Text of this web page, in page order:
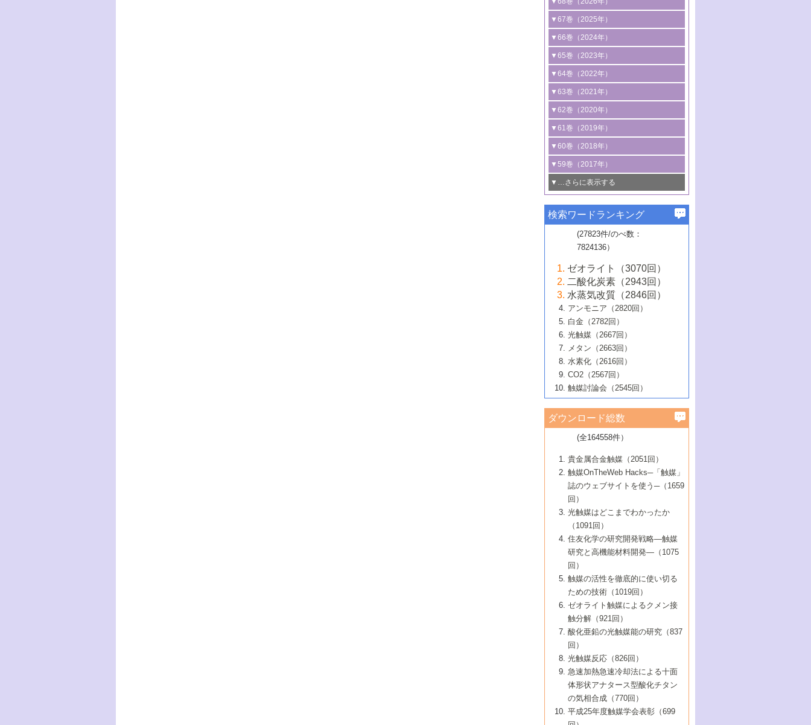
1号 過酸化水素合成に関する研究動向
2号 コンピューター技術により加速する
触媒開発
3号 有機分子変換やCO 資源化のための
光触媒に関する最近の研究
B号 第137回触媒討論会（2026年）
▼67巻（2025年）
1号 CO
水素化によるグリーン燃料/グリ
ーンケミカル製造
2号 水素製造のための水分解技術に関す
る最近の研究
3号 オレフィン系樹脂の精密合成に関す
る最新技術
4号 アルコール類の効率的変換を実現す
る非貴金属触媒の研究動向
5号 ゼオライトの合成と応用における研
究動向
6号 ヘテロ接合界面
B号 第135回触媒討論会（2025年）
▼66巻（2024年）
1号 低次元ナノ構造を有する触媒材料
2号 規制反応場を活用した固体触媒研究
の新展開
3号 未踏分子変換を目指した酸化触媒プ
ロセスの最前線
4号 シンクロトロン放射光および中性子
線を利用した触媒解析技術の最先端
5号 単原子触媒
6号 参照触媒委員会からのお知らせ
B号 第133回触媒討論会（2023年）
▼65巻（2023年）
1号 炭素が関わる触媒機能
2号 プラスチックケミカルリサイクルの
ための触媒技術
3号 非酸化物系金属化合物を基盤とした
触媒材料の開発
4号 格子酸素・格子酸素欠陥を利用した
触媒反応
5号 生体触媒によるエネルギー変換反応
6号 窒素とリンの循環のための触媒・機
能性材料
▼64巻（2022年）
1号 合成ガス製造とCOを用いるケミカル
ズ合成の最新動向
2号 化学品合成のための合金触媒開発
3号 CO の排出削減および有効活用のた
めの触媒技術
4号 若手による情報発信企画～とびたて
若き触媒の研究者たち～（1）
若き触媒の研究者たち～（2）
6号 石油のノーブル・ユースを志向した
触媒技術
大学：オンライン・対面開催）
▼63巻（2021年）
1号 金触媒の新展開
2号 ペロブスカイト
3号 特殊反応場を利用した触媒的分子変
換反応
4号 多孔質材料を用いた触媒の新展開
5号 情報学的手法を用いた触媒開発
6号 カーボンニュートラルに向けた電解
技術
B号 第127回触媒討論会（2021年・オン
ライン開催(Zoom)のみ）
▼62巻（2020年）
1号 触媒設計を拓く欠陥構造のキャラク
タリゼーション
2号 機能化学品製造に資するクリーンな
触媒的酸化反応
3号 水処理のための触媒化学
4号 光触媒を用いた水分解の最新の研究
動向
5号 次世代の触媒プロセスを支えるマイ
6号 メタン転換技術の最新動向
B号 第125回触媒討論会（2020年・工学
院大学）
▼61巻（2019年）
1号 物質移動制御に着目した触媒プロセ
ス開発
2号 CO2 フリー水素サプライチェーンに
関わる触媒開発動向
3号 精密高分子合成に関する最近の研究
動向
4号 バイオマス化成品製造のための触媒
5号 固体触媒による含窒素有機化合物変
換の最前線
6号 貴金属使用量低減に向けた自動車排
ガス浄化触媒の開発
B号 第123回触媒討論会（2019年・大阪
▼60巻（2018年）
1号 固体酸触媒の最新の研究動向
2号 二酸化炭素からの有用化学品合成
3号 ナノ粒子・クラスター触媒の最前線
4号 60周年記念企画
5号 進化するゼオライト合成技術
6号 非貴金属系触媒における電気化学的
B号 第121回触媒討論会（2018年・東京
大学）
▼59巻（2017年）
1号 いたるところに，触媒
最先端技術
3号 無機分離膜材料の開発と触媒反応プ
ロセスへの適用
5号 水素のふるまいを解き明かす最先端
研究
6号 低級アルカンの有効利用のための触
媒技術
B号 第119回触媒討論会（2017年・首都
大学東京）
▼…さらに表示する
1号 ユニークな構造の高分子を生み出す触
2号 リグニンからの化成品製造に向けた触
媒技術
3号 触媒研究の最先端～とびたて若き研究
者たち～（1）
4号 触媒研究の最先端～とびたて若き研究
者たち～（2）
5号 触媒研究の最先端～とびたて若き研究
者たち～（3）
6号 イオニクス材料と燃料電池・電解合成
の最新の研究動向
B号 第117回触媒討論会（2016年・大阪府
立大学）
▼57巻（2015年）
1号 水素キャリアにかかわる触媒技術の新
2号 石油精製用触媒の最近の進展
3号 固体酸化物形燃料電池（SOFC）におけ
るアノード触媒上での燃料直接改質技術
4号 コアシェル構造の制御による触媒機能
5号 工業触媒およびその周辺技術の最近の
進歩
6号 ナノシート
B号 第115回触媒討論会（2015年・成蹊大
▼56巻（2014年）
2号 光触媒反応機構に関する最新の研究動
向
開発動向
4号 人工光合成に向けた近年のアプローチ
5号 未利用熱エネルギーの有効活用に貢献
する触媒技術
6号 ポリオキソメタレート
B号 第113回触媒討論会（2014年・ロワジ
ールホテル豊橋）
1号 高耐久性燃料電池システム用触媒にお
ける新展開
2号 リビングラジカル重合の最近の動向
3号 天然ガスの化学工業的展開に関する触
媒技術
4号 貴金属触媒の精密構造制御とその活用
5号 バイオマス化成品製造のための固体触
6号 ナノ空間─吸着状態解析から新機能開拓
B号 第111回触媒討論会（2013年・関西大
▼54巻（2012年）
1号 規則性多孔体の利用技術における最近
の進歩
2号 第109回触媒討論会
3号 貴金属低減技術の最新動向
4号 貴金属代替技術の最新動向
5号 光触媒による物質変換反応の新展開
6号 グラフェン
7号 水素を利用する化成品合成の新潮流
▼53巻（2011年）
1号 金属学から見る合金触媒の新展開
2号 第107回触媒討論会
3号 触媒のその場観察法の進歩（１）
4号 触媒のその場観察法の進歩（２）
5号 不活性結合の触媒的活性化による有機
合成
6号 新しい固体酸触媒技術
7号 ゼオライト合成における最近の進歩
▼52巻（2010年）
1号 触媒の劣化対策と長寿命触媒開発
2号 第105回触媒討論会
3号 ナノ構造が拓く新機能
4号 活性サイトおよびその環境の精密な設
計による触媒の高機能化
5号 触媒を有効に使うための技術
7号 有機分子触媒による精密有機合成
8号 高機能化ポリオレフィンに向けた重合
触媒の最近の進展
1号 炭素材料－熱い注目を集める材料－
2号 第103回触媒討論会
3号 環境浄化用光触媒の現状と課題
4号 水素社会の実現に向けた水素製造・貯
蔵技術の進歩
5号 CO2が関わる触媒・材料
7号 持続可能社会実現のための触媒および
触媒関連技術
▼50巻（2008年）
1号 触媒化学と学会のこの10年，半世紀，
そして未来
2号 第101回触媒討論会
4号 錯体を利用したユニークな表面構造の
構築と機能
5号 若手会員による触媒研究の未来展望1：
企業編
6号 第102回触媒討論会
7号 触媒・化学反応における計算化学の進
8号 若手研究者による触媒研究の未来展望
2：大学・研究所編
▼49巻（2007年）
1号 含フッ素化合物の合成と触媒
2号 第99回触媒討論会
3号 実用的ファインケミカル合成プロセス
を実現する触媒
5号 こんな物質，あんな物質―新たな触媒
の可能性―
7号 『結晶の化学』を活かした触媒研究
8号 イオン液体の応用
▼48巻（2006年）
1号 固体酸触媒の最近の進歩
2号 第97回触媒討論会
3号 リビング重合触媒の最近の展開
5号 水素製造・貯蔵のための触媒技術の新
しい展開
6号 第98回触媒討論会
7号 基礎化学品製造の触媒技術
8号 多機能型リアクター
1号 最近の触媒担体とその効果
2号 第95回触媒討論会
4号 水分解用光触媒材料
5号 時間分解分光の進歩と応用
6号 第96回触媒討論会
8号 超臨界流体を用いた化学プロセスの新
▼46巻（2004年）
1号 部分酸化反応触媒の最前線
2号 第93回触媒討論会
3号 特殊エネルギー場の触媒反応
4号 生体内における金属の触媒作用
5号 ファインケミカルズの展開に寄与する
6号 第94回触媒討論会
7号 サブナノレベルでみた新しい表面現象
8号 オレフィン重合触媒の新たな展
▼45巻（2003年）
1号 なぜこの触媒が良いのか？
2号 第91回触媒討論会
3号 最近の自動車排ガス処理技術
4号 触媒研究の現状と将来─第90回触媒討論
5号 基礎化学品製造の触媒技術
6号 第92回触媒討論会
7号 基礎化学品製造の触媒技術
8号 資源の循環と触媒技術
▼44巻（2002年）
1号 高次制御された触媒の化学
2号 第89回触媒討論会
3号 触媒を利用した電気化学の新展開
4号 ナノ材料の調製と機能化
5号 こんな触媒が欲しい
6号 第90回触媒討論会
7号 触媒研究と学術雑誌/情報
8号 若い世代からみた触媒化学の現状と未
▼43巻（2001年）
1号 グリーンケミストリーと触媒
2号 第87回触媒討論会特集号
3号 生体触媒とバイオプロセス
4号 水素製造・利用の触媒化学
5号 触媒研究における新しい切り口：コン
ビナトリアルケミストリー
6号 第88回触媒討論会特集号
7号 企業における触媒研究のブレークスル
8号 この材料を触媒として使ってみません
▼42巻（2000年）
1号 触媒反応工学の明日を拓く
2号 第85回触媒討論会
3号 反応ダイナミクス
5号 触媒のおもしろさをどのように伝える
6号 第86回触媒討論会
7号 水素化精製触媒の新しい展開
8号 新しい反応性と機能性を目指した金属
クラスタ-化学
▼41巻（1999年）
1号 孔、穴、あな?-特異な空間とその利用-
2号 第83回触媒討論会
3号 均一系触媒反応最前線
4号 実用炭素材料の新展開
5号 研究の方法論を考える
7号 機能性金属材料と触媒
8号 触媒研究へのNMRの応用と展望
▼40巻（1998年）
進展と21世紀への提言/創立40周年記念・触
媒学会この10年の歩みとこれから/創立40周
2号 第81回触媒討論会
3号 計算機触媒化学へのさそい
4号 触媒劣化の制御と予測
5号 最新の実用プロセスと触媒
6号 第82回触媒討論会
7号 ナノ構造体の化学
8号 あの反応は今
1号 均一系と不均一系触媒反応-その特徴と
接点
2号 第79回触媒討論会
3号 最新NO除去触媒の実用化研究
4号 新しい反応場を目指した触媒調製
5号 反応・分離技術の新しい展開
6号 第80回触媒討論会
8号 AFMでみる世界
▼38巻（1996年）
1号 触媒の構造と触媒作用/C1化学を中心と
する21世紀への触媒
3号 オリンピックメダル:金・銀・銅はどん
な触媒作用を示すか
4号 触媒作用における機能の複合化
5号 未来を拓け！若手研究者
6号 第78回触媒討論会
7号 ダイナミックな領域への触媒研究の展
開/C1化学を中心とする21世紀への触媒
▼37巻（1995年）
1号 ファインケミカルズと固体触媒
2号 第75回触媒討論会
3号 希土類を利用した触媒
4号 触媒とリサイクル
5号 エネルギー変換触媒
6号 第76回触媒討論会
7号 表面吸着相の新しい展開
8号 マイクロポーラス・クリスタル触媒の
▼36巻（1994年）
1号 電気化学と触媒
2号 第73回触媒討論会
3号 C4化学の展開
4号 《通常号》
5号 《通常号》
6号 第74回触媒討論会
▼35巻（1993年）
1号 工業触媒開発マニュアル―探索から工
業化まで
2号 第71回触媒討論会
3号 研究開発のうらおもて―着想と展開
4号 触媒劣化と寿命の予測
5号 環境に優しい触媒
▼34巻（1992年）
1号 インパクトを与えたこの研究
2号 第69回触媒討論会
3号 ケミカルズ合成触媒―新しい展開と応
▼33巻（1991年）
1号 触媒プロセス開発マニュアル―探索か
ら工業化まで，知っておきたいこと PartII
2号 第67回触媒討論会
▼32巻（1990年）
1号 21世紀に向けて触媒研究の飛躍をめざ
す―触媒化学の裾野を広げよう
2号 第65回触媒討論会
▼31巻（1989年）
1号 情報科学と反応設計・材料設計
▼30巻（1988年）
検索ワードランキング
(27823件/のべ数：
7824136）
ゼオライト（3070回）
二酸化炭素（2943回）
水蒸気改質（2846回）
アンモニア（2820回）
白金（2782回）
光触媒（2667回）
メタン（2663回）
水素化（2616回）
CO2（2567回）
触媒討論会（2545回）
ダウンロード総数
(全164558件）
貴金属合金触媒（2051回）
触媒OnTheWeb Hacks─「触媒」
誌のウェブサイトを使う─（1659
回）
光触媒はどこまでわかったか
（1091回）
住友化学の研究開発戦略―触媒
研究と高機能材料開発―（1075
回）
触媒の活性を徹底的に使い切る
ための技術（1019回）
ゼオライト触媒によるクメン接
触分解（921回）
酸化亜鉛の光触媒能の研究（837
回）
光触媒反応（826回）
急速加熱急速冷却法による十面
体形状アナタース型酸化チタン
の気相合成（770回）
平成25年度触媒学会表彰（699